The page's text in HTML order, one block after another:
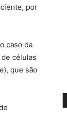
por
caso da
células
que são